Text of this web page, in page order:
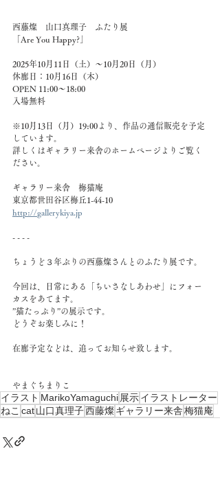
西藤燦　山口真理子　ふたり展
「Are You Happy?」
2025年10月11日（土）～10月20日（月）
休廊日：10月16日（木）
OPEN 11:00～18:00
入場無料
※10月13日（月）19:00より、作品の通信販売を予定
しています。
詳しくはギャラリー来舎のホームページよりご覧く
ださい。
ギャラリー来舎　梅猫庵
東京都世田谷区梅丘1-44-10
http://gallerykiya.jp
- - - -
ちょうど３年ぶりの西藤燦さんとのふたり展です。
今回は、日常にある「ちいさなしあわせ」にフォー
カスをあてます。
”猫たっぷり”の展示です。
どうぞお楽しみに！
在廊予定などは、追ってお知らせ致します。
やまぐちまりこ
イラスト MarikoYamaguchi 展示イラストレーター
ねこ cat山口真理子西藤燦ギャラリー来舎梅猫庵